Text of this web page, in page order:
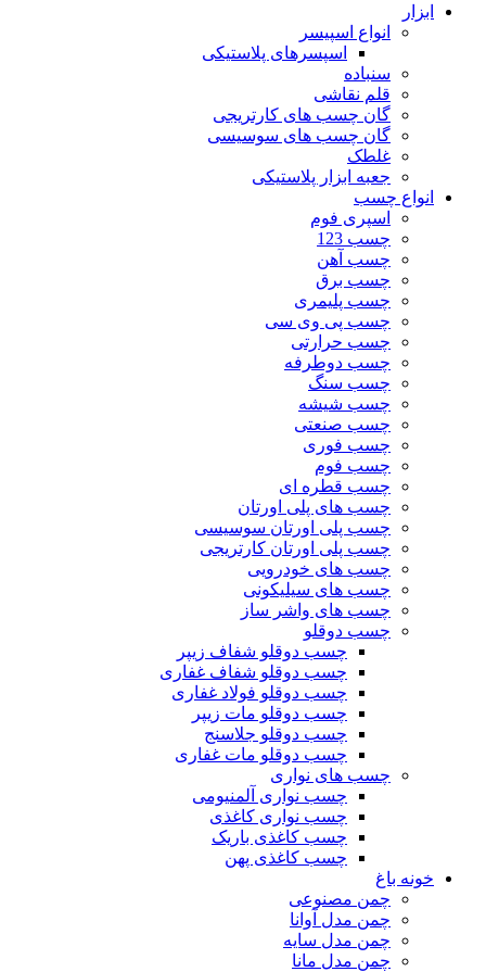
ابزار
انواع اسپیسر
اسپسرهای پلاستیکی
سنباده
قلم نقاشی
گان چسب های کارتریجی
گان چسب های سوسیسی
غلطک
جعبه ابزار پلاستیکی
انواع چسب
اسپری فوم
چسب 123
چسب آهن
چسب برق
چسب پلیمری
چسب پی وی سی
چسب حرارتی
چسب دوطرفه
چسب سنگ
چسب شیشه
چسب صنعتی
چسب فوری
چسب فوم
چسب قطره ای
چسب های پلی اورتان
چسب پلی اورتان سوسیسی
چسب پلی اورتان کارتریجی
چسب های خودرویی
چسب های سیلیکونی
چسب های واشر ساز
چسب دوقلو
چسب دوقلو شفاف زیپر
چسب دوقلو شفاف غفاری
چسب دوقلو فولاد غفاری
چسب دوقلو مات زیپر
چسب دوقلو جلاسنج
چسب دوقلو مات غفاری
چسب های نواری
چسب نواری آلمنیومی
چسب نواری کاغذی
چسب کاغذی باریک
چسب کاغذی پهن
خونه باغ
چمن مصنوعی
چمن مدل آوانا
چمن مدل سایه
چمن مدل مانا